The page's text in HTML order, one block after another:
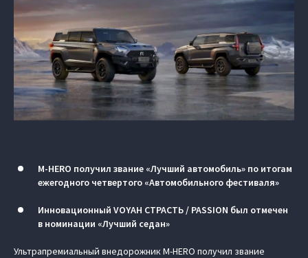
M‑HERO получил звание «Лучший автомобиль» по итогам
ежегодного четвертого «Автомобильного фестиваля»
Инновационный VOYAH СТРАСТЬ / PASSION был отмечен
в номинации «Лучший седан»
Ультрапремиальный внедорожник M‑HERO получил звание